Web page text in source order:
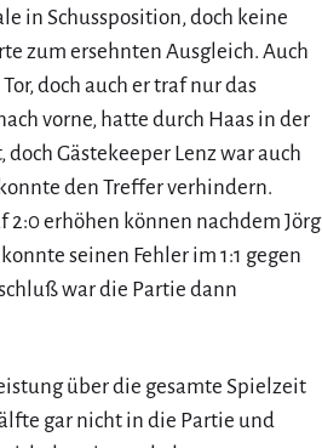
in Schussposition, doch keine
zum ersehnten Ausgleich. Auch
doch auch er traf nur das
vorne, hatte durch Haas in der
Gästekeeper Lenz war auch
den Treffer verhindern.
erhöhen können nachdem Jörg
seinen Fehler im 1:1 gegen
war die Partie dann
über die gesamte Spielzeit
gar nicht in die Partie und